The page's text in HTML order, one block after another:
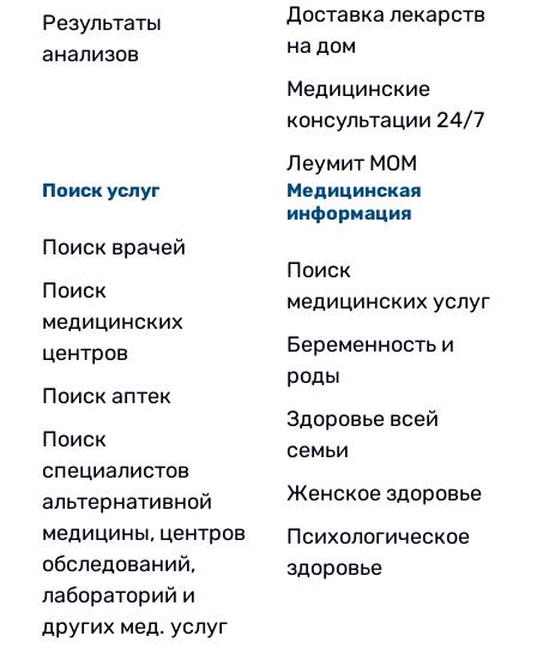
Результаты
анализов
Доставка лекарств
на дом
Медицинские
консультации 24/7
Леумит МОМ
Поиск услуг
Поиск врачей
Поиск
медицинских
центров
Поиск аптек
Поиск
специалистов
альтернативной
медицины, центров
обследований,
лабораторий и
других мед. услуг
Медицинская
информация
Поиск
медицинских услуг
Беременность и
роды
Здоровье всей
семьи
Женское здоровье
Психологическое
здоровье